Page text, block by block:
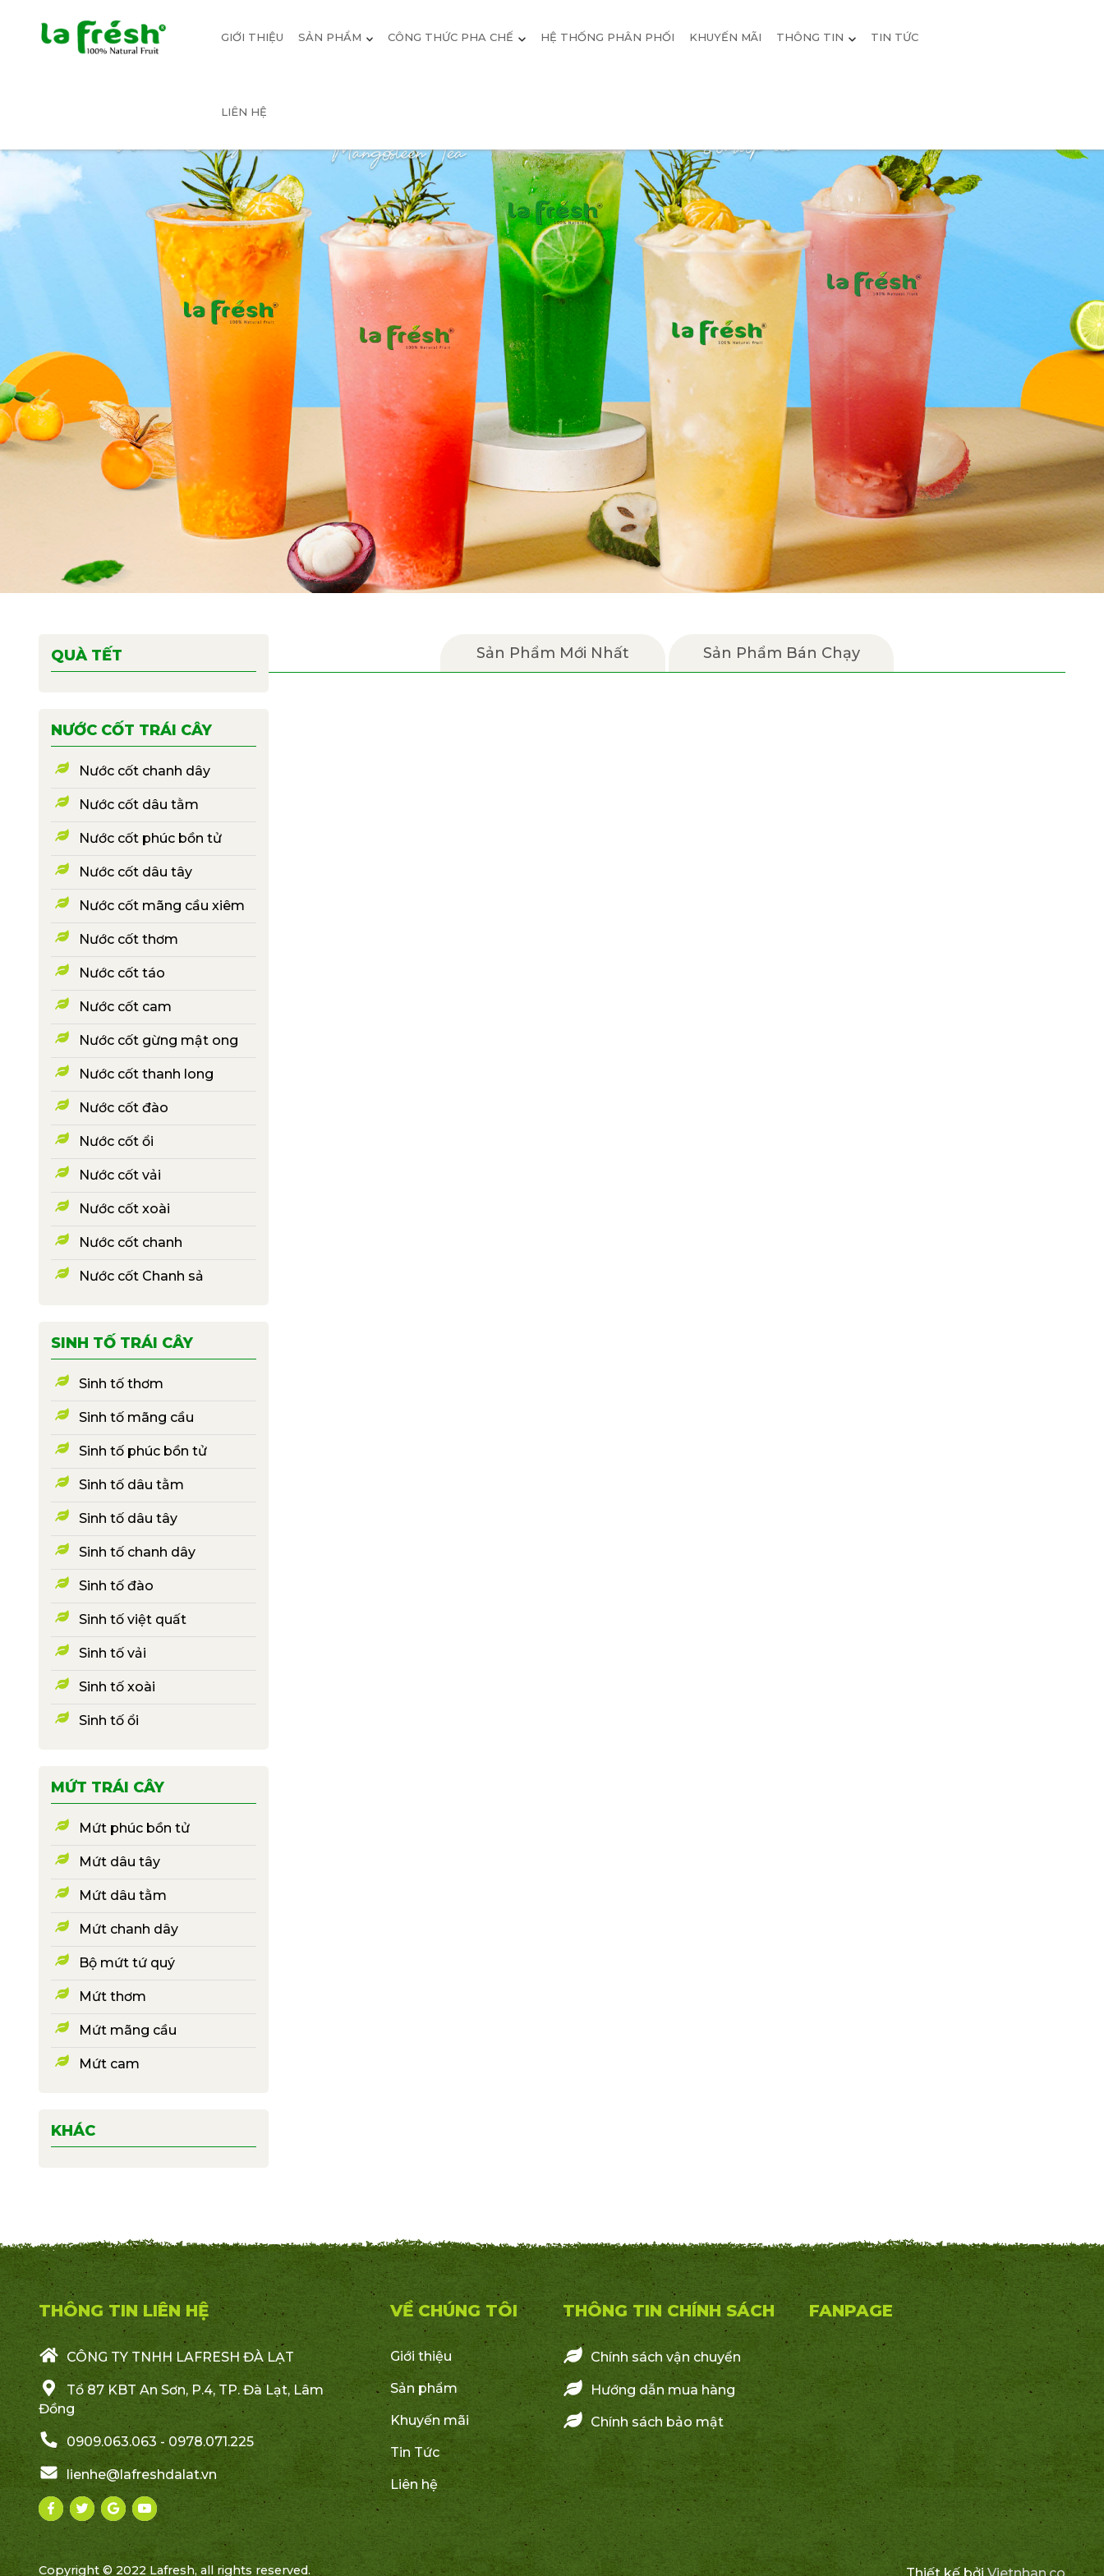
GIỚI THIỆU SẢN PHẨM CÔNG THỨC PHA CHẾ HỆ THỐNG PHÂN PHỐI KHUYẾN MÃI THÔNG TIN TIN TỨC
LIÊN HỆ
QUÀ TẾT
NƯỚC CỐT TRÁI CÂY
Nước cốt chanh dây
Nước cốt dâu tằm
Nước cốt phúc bồn tử
Nước cốt dâu tây
Nước cốt mãng cầu xiêm
Nước cốt thơm
Nước cốt táo
Nước cốt cam
Nước cốt gừng mật ong
Nước cốt thanh long
Nước cốt đào
Nước cốt ổi
Nước cốt vải
Nước cốt xoài
Nước cốt chanh
Nước cốt Chanh sả
SINH TỐ TRÁI CÂY
Sinh tố thơm
Sinh tố mãng cầu
Sinh tố phúc bồn tử
Sinh tố dâu tằm
Sinh tố dâu tây
Sinh tố chanh dây
Sinh tố đào
Sinh tố việt quất
Sinh tố vải
Sinh tố xoài
Sinh tố ổi
MỨT TRÁI CÂY
Mứt phúc bồn tử
Mứt dâu tây
Mứt dâu tằm
Mứt chanh dây
Bộ mứt tứ quý
Mứt thơm
Mứt mãng cầu
Mứt cam
KHÁC
Sản Phẩm Mới Nhất Sản Phẩm Bán Chạy
THÔNG TIN LIÊN HỆ
CÔNG TY TNHH LAFRESH ĐÀ LẠT
Tổ 87 KBT An Sơn, P.4, TP. Đà Lạt, Lâm
Đồng
0909.063.063 - 0978.071.225
lienhe@lafreshdalat.vn
VỀ CHÚNG TÔI
Giới thiệu
Sản phẩm
Khuyến mãi
Tin Tức
Liên hệ
THÔNG TIN CHÍNH SÁCH
Chính sách vận chuyển
Hướng dẫn mua hàng
Chính sách bảo mật
FANPAGE
Copyright © 2022 Lafresh, all rights reserved.